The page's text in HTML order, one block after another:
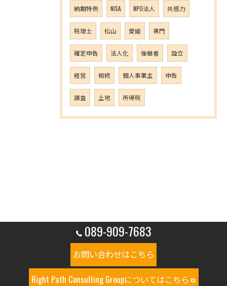
納期特例 NISA NPO法人 共感力
税理士 松山 愛媛 専門
確定申告 法人化 後継者 設立
経営 相続 個人事業主 申告
調査 土地 所得税
089-909-7683
お問い合わせはこちら
Right Path Consulting Groupについてはこちら